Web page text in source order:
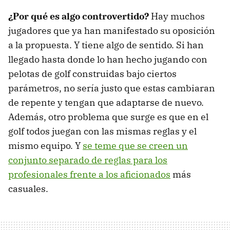
¿Por qué es algo controvertido? Hay muchos
jugadores que ya han manifestado su oposición
a la propuesta. Y tiene algo de sentido. Si han
llegado hasta donde lo han hecho jugando con
pelotas de golf construidas bajo ciertos
parámetros, no sería justo que estas cambiaran
de repente y tengan que adaptarse de nuevo.
Además, otro problema que surge es que en el
golf todos juegan con las mismas reglas y el
mismo equipo. Y se teme que se creen un
conjunto separado de reglas para los
profesionales frente a los aficionados más
casuales.